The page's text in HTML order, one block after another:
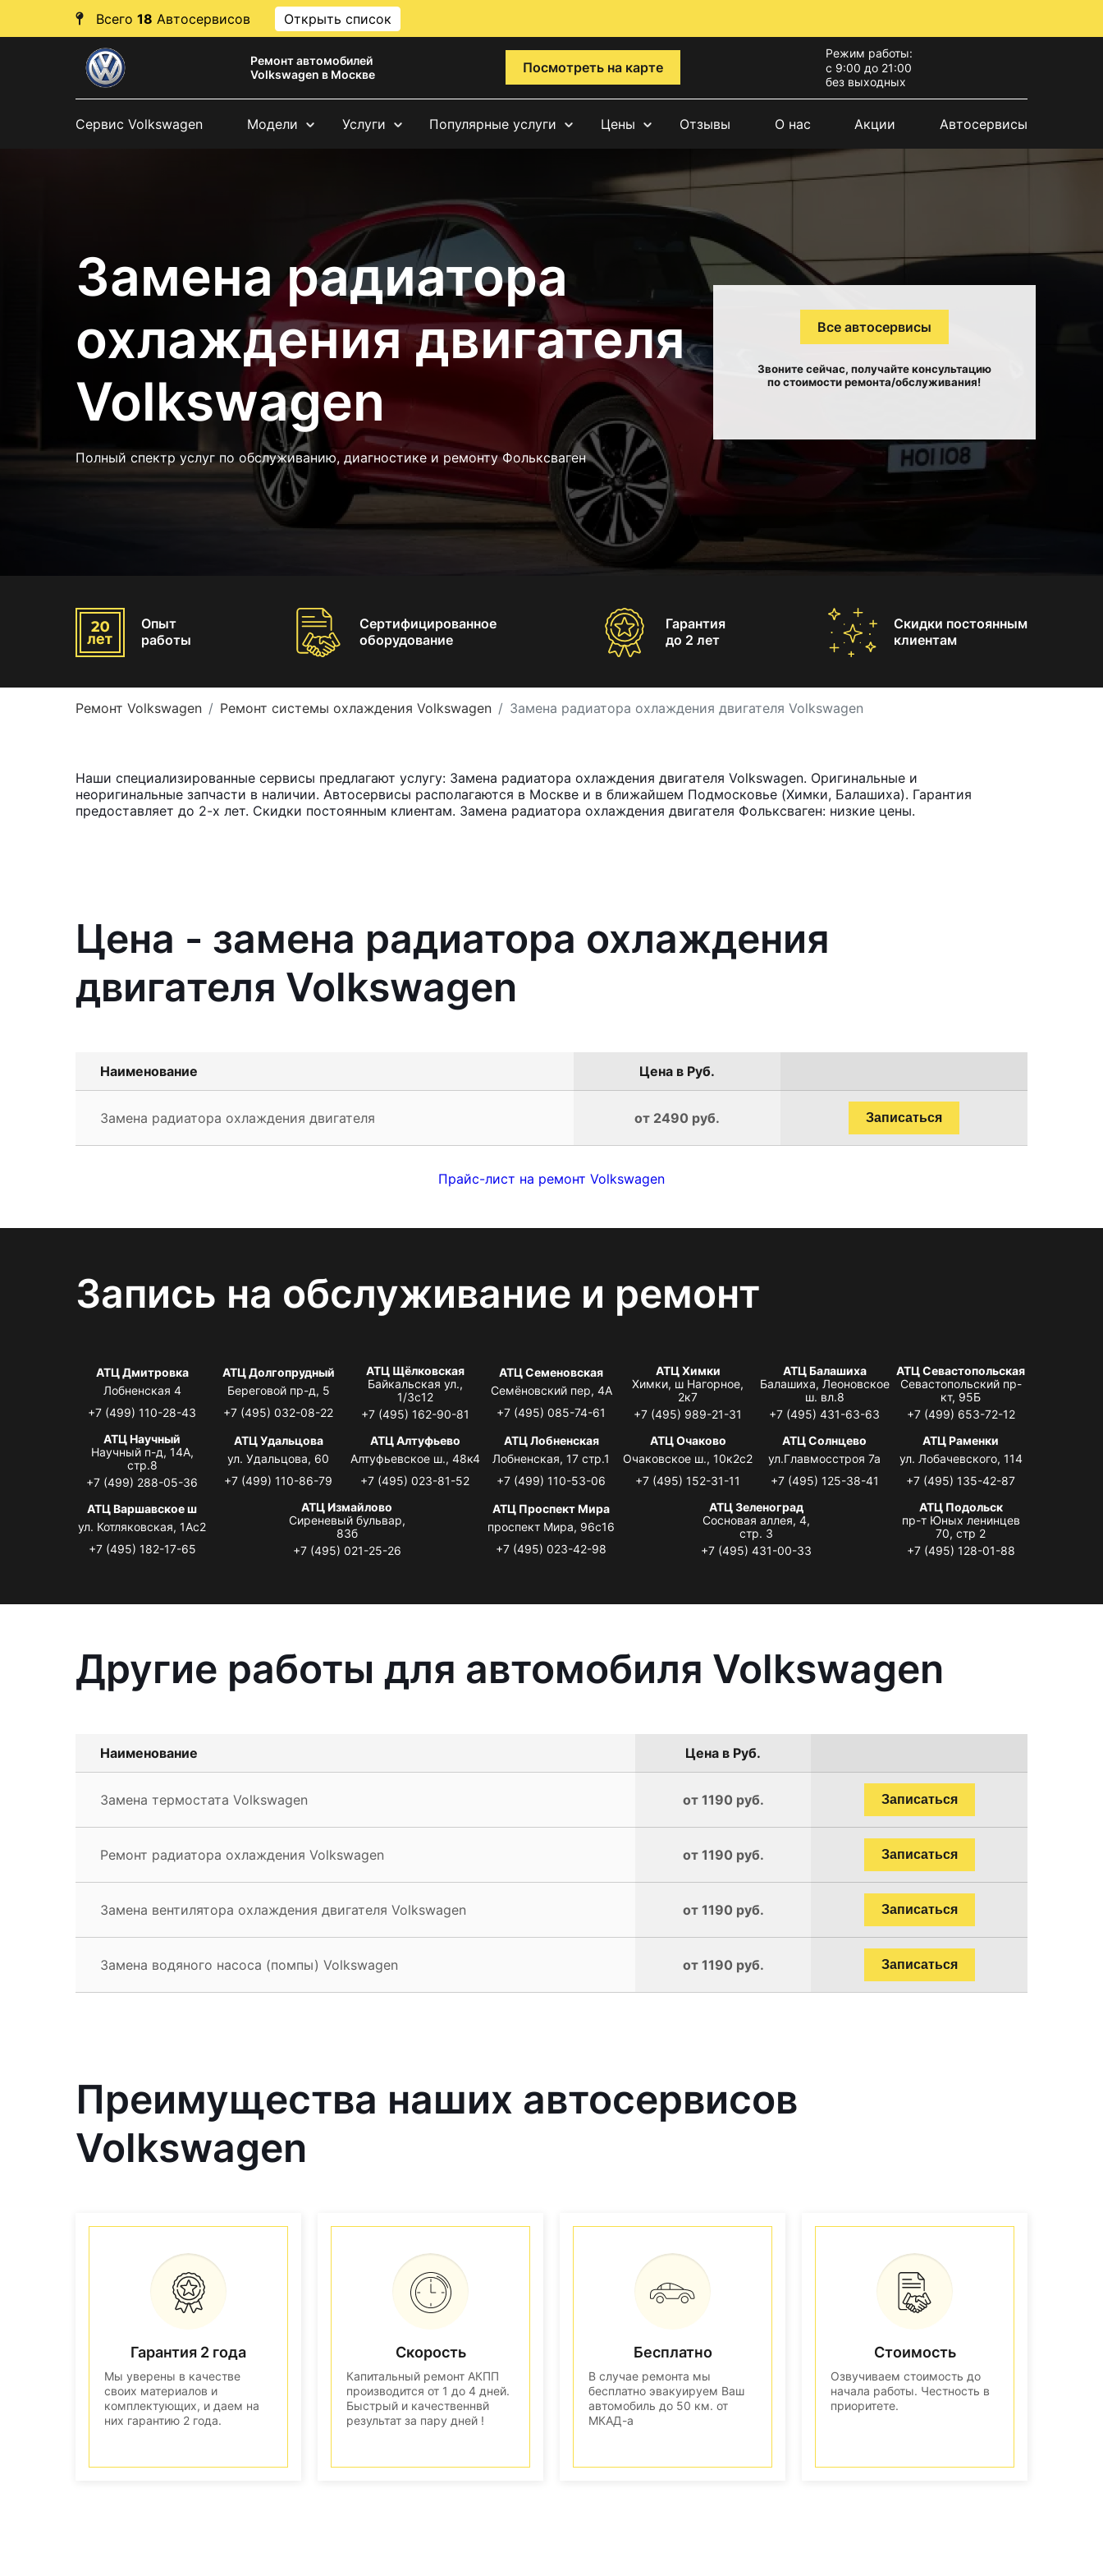
Всего 18 Автосервисов Открыть список
Ремонт автомобилей
Volkswagen в Москве
Посмотреть на карте
Режим работы:
с 9:00 до 21:00
без выходных
Сервис Volkswagen Модели Услуги Популярные услуги Цены Отзывы О нас Акции Автосервисы
Замена радиатора
охлаждения двигателя
Volkswagen
Полный спектр услуг по обслуживанию, диагностике и ремонту Фольксваген
Все автосервисы
Звоните сейчас, получайте консультацию
по стоимости ремонта/обслуживания!
Опыт
работы
Сертифицированное
оборудование
Гарантия
до 2 лет
Скидки постоянным
клиентам
Ремонт Volkswagen Ремонт системы охлаждения Volkswagen Замена радиатора охлаждения двигателя Volkswagen
Наши специализированные сервисы предлагают услугу: Замена радиатора охлаждения двигателя Volkswagen. Оригинальные и
неоригинальные запчасти в наличии. Автосервисы располагаются в Москве и в ближайшем Подмосковье (Химки, Балашиха). Гарантия
предоставляет до 2-х лет. Скидки постоянным клиентам. Замена радиатора охлаждения двигателя Фольксваген: низкие цены.
Цена - замена радиатора охлаждения
двигателя Volkswagen
Наименование Цена в Руб.
Замена радиатора охлаждения двигателя от 2490 руб. Записаться
Прайс-лист на ремонт Volkswagen
Запись на обслуживание и ремонт
АТЦ Дмитровка
Лобненская 4
+7 (499) 110-28-43
АТЦ Долгопрудный
Береговой пр-д, 5
+7 (495) 032-08-22
АТЦ Щёлковская
Байкальская ул.,
1/3с12
+7 (495) 162-90-81
АТЦ Семеновская
Семёновский пер, 4А
+7 (495) 085-74-61
АТЦ Химки
Химки, ш Нагорное,
2к7
+7 (495) 989-21-31
АТЦ Балашиха
Балашиха, Леоновское
ш. вл.8
+7 (495) 431-63-63
АТЦ Севастопольская
Севастопольский пр-
кт, 95Б
+7 (499) 653-72-12
АТЦ Научный
Научный п-д, 14А,
стр.8
+7 (499) 288-05-36
АТЦ Удальцова
ул. Удальцова, 60
+7 (499) 110-86-79
АТЦ Алтуфьево
Алтуфьевское ш., 48к4
+7 (495) 023-81-52
АТЦ Лобненская
Лобненская, 17 стр.1
+7 (499) 110-53-06
АТЦ Очаково
Очаковское ш., 10к2с2
+7 (495) 152-31-11
АТЦ Солнцево
ул.Главмосстроя 7а
+7 (495) 125-38-41
АТЦ Раменки
ул. Лобачевского, 114
+7 (495) 135-42-87
АТЦ Варшавское ш
ул. Котляковская, 1Ас2
+7 (495) 182-17-65
АТЦ Измайлово
Сиреневый бульвар,
83б
+7 (495) 021-25-26
АТЦ Проспект Мира
проспект Мира, 96с16
+7 (495) 023-42-98
АТЦ Зеленоград
Сосновая аллея, 4,
стр. 3
+7 (495) 431-00-33
АТЦ Подольск
пр-т Юных ленинцев
70, стр 2
+7 (495) 128-01-88
Другие работы для автомобиля Volkswagen
Наименование Цена в Руб.
Замена термостата Volkswagen от 1190 руб. Записаться
Ремонт радиатора охлаждения Volkswagen от 1190 руб. Записаться
Замена вентилятора охлаждения двигателя Volkswagen от 1190 руб. Записаться
Замена водяного насоса (помпы) Volkswagen от 1190 руб. Записаться
Преимущества наших автосервисов
Volkswagen
Гарантия 2 года
Мы уверены в качестве
своих материалов и
комплектующих, и даем на
них гарантию 2 года.
Скорость
Капитальный ремонт АКПП
производится от 1 до 4 дней.
Быстрый и качественнвй
результат за пару дней !
Бесплатно
В случае ремонта мы
бесплатно эвакуируем Ваш
автомобиль до 50 км. от
МКАД-а
Стоимость
Озвучиваем стоимость до
начала работы. Честность в
приоритете.